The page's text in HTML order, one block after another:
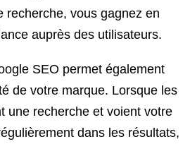
recherche, vous gagnez en
auprès des utilisateurs.
SEO permet également
de votre marque. Lorsque les
une recherche et voient votre
dans les résultats,